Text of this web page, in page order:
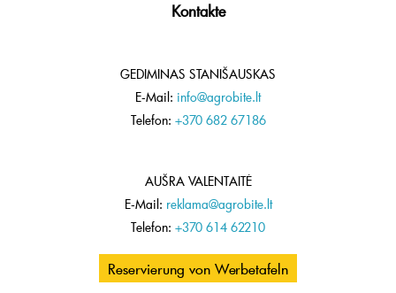
Kontakte
GEDIMINAS STANIŠAUSKAS
E-Mail: info@agrobite.lt
Telefon: +370 682 67186
AUŠRA VALENTAITĖ
E-Mail: reklama@agrobite.lt
Telefon: +370 614 62210
Reservierung von Werbetafeln